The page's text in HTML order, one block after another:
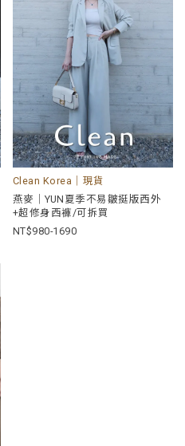
Clean Korea｜現貨
燕麥｜YUN夏季不易皺挺版西外
+超修身西褲/可拆買
980-1690